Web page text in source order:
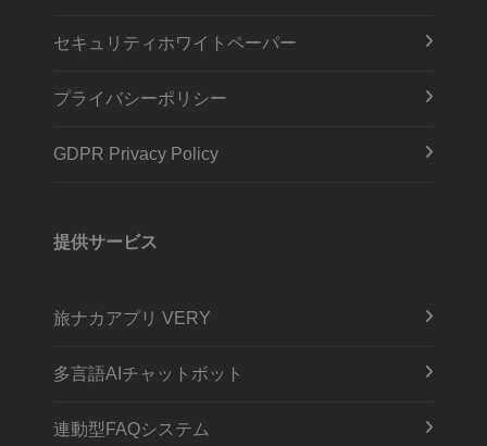
セキュリティホワイトペーパー
プライバシーポリシー
GDPR Privacy Policy
提供サービス
旅ナカアプリ VERY
多言語AIチャットボット
連動型FAQシステム